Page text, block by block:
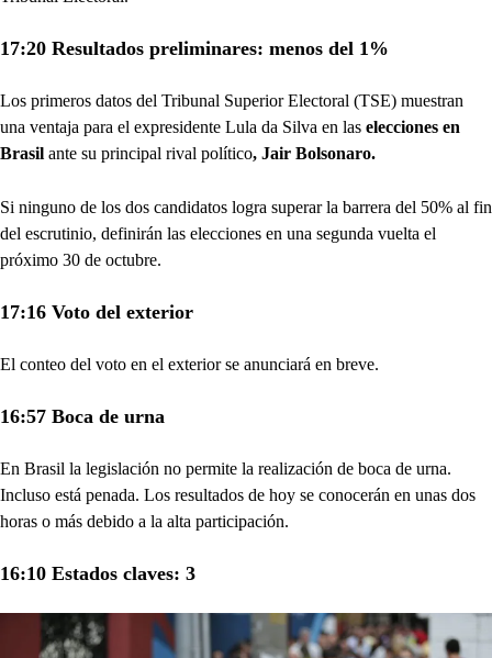
17:20 Resultados preliminares: menos del 1%
Los primeros datos del Tribunal Superior Electoral (TSE) muestran
una ventaja para el expresidente Lula da Silva en las elecciones en
Brasil ante su principal rival político, Jair Bolsonaro.
Si ninguno de los dos candidatos logra superar la barrera del 50% al fin
del escrutinio, definirán las elecciones en una segunda vuelta el
próximo 30 de octubre.
17:16 Voto del exterior
El conteo del voto en el exterior se anunciará en breve.
16:57 Boca de urna
En Brasil la legislación no permite la realización de boca de urna.
Incluso está penada. Los resultados de hoy se conocerán en unas dos
horas o más debido a la alta participación.
16:10 Estados claves: 3